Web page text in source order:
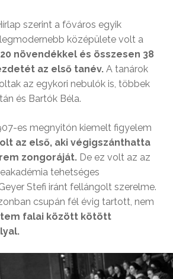
szerint a főváros egyik
középülete volt a
növendékkel és összesen 38
az első tanév. A tanárok
az egykori nebulók is, többek
és Bartók Béla.
es megnyitón kiemelt figyelem
az első, aki végigszánthatta
zongoráját. De ez volt az az
tehetséges
Stefi iránt fellángolt szerelme.
csupán fél évig tartott, nem
falai között kötött